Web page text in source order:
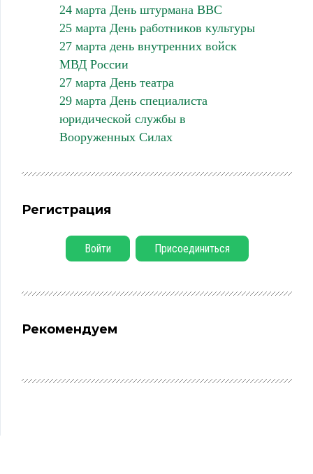
24 марта День штурмана ВВС
25 марта День работников культуры
27 марта день внутренних войск
МВД России
27 марта День театра
29 марта День специалиста
юридической службы в
Вооруженных Силах
Регистрация
Войти Присоединиться
Рекомендуем